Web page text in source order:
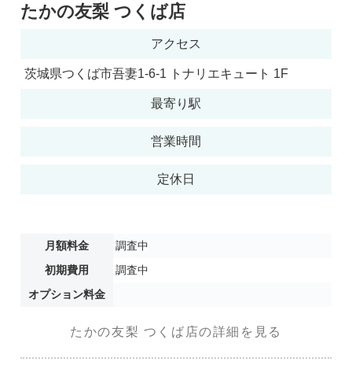
たかの友梨 つくば店
アクセス
茨城県つくば市吾妻1-6-1 トナリエキュート 1F
最寄り駅
営業時間
定休日
月額料金
調査中
初期費用
調査中
オプション料金
たかの友梨 つくば店の詳細を見る